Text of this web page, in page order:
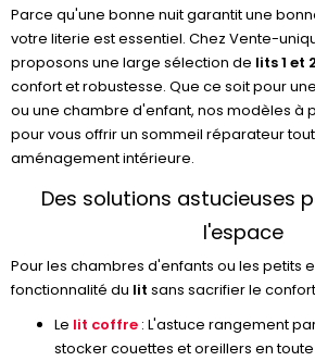
Parce qu'une bonne nuit garantit une
votre literie est essentiel. Chez Vente-
proposons une large sélection de lits 1 et
confort et robustesse. Que ce soit pour
ou une chambre d'enfant, nos modèles à
pour vous offrir un sommeil réparateur
aménagement intérieure.
Des solutions astucieuses
l'espace
Pour les chambres d'enfants ou les petits
fonctionnalité du lit sans sacrifier le
Le lit coffre : L'astuce rangement
stocker couettes et oreillers en